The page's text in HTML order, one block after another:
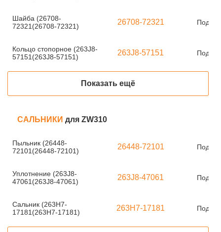
Шайба (26708-
72321(26708-72321)
26708-72321 Под
Кольцо стопорное (263J8-
57151(263J8-57151)
263J8-57151 Под
Показать ещё
САЛЬНИКИ для ZW310
Пыльник (26448-
72101(26448-72101)
26448-72101 Под
Уплотнение (263J8-
47061(263J8-47061)
263J8-47061 Под
Сальник (263H7-
17181(263H7-17181)
263H7-17181 Под